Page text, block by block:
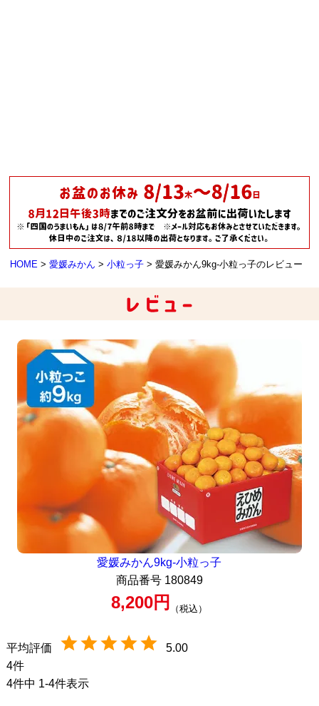
HOME 愛媛みかん 小粒っ子 愛媛みかん9kg-小粒っ子のレビュー
愛媛みかん9kg-小粒っ子
商品番号 180849
8,200 税込
5.00
4
4件中 1-4件表示